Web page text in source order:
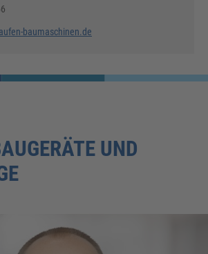
baumaschinen.de
UND